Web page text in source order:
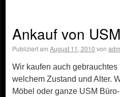
Ankauf von
Publiziert am August 11, 2010 von
Wir kaufen auch
welchem Zustand und Alter.
Möbel oder ganze USM